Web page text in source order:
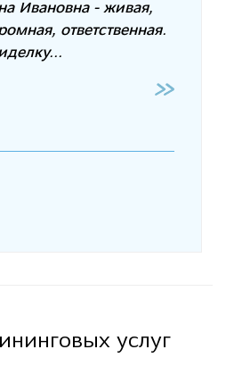
Ивановна - живая,
ответственная.
услуг